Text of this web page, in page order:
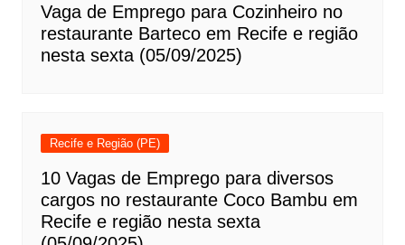
Vaga de Emprego para Cozinheiro no
restaurante Barteco em Recife e região
nesta sexta (05/09/2025)
Recife e Região (PE)
10 Vagas de Emprego para diversos
cargos no restaurante Coco Bambu em
Recife e região nesta sexta